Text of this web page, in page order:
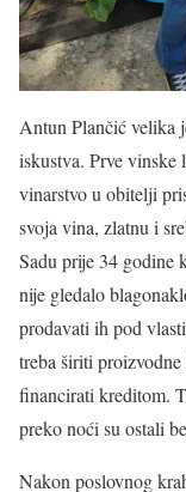
Antun Plančić velika
iskustva. Prve vinske
vinarstvo u obitelji
svoja vina, zlatnu i
Sadu prije 34 godine
nije gledalo
prodavati ih pod
treba širiti
financirati kreditom.
preko noći su ostali
Nakon poslovnog